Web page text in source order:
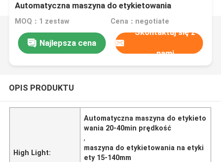
Automatyczna maszyna do etykietowania
Odpowiednia do szerokości etykiety Wysokość
15–140 mm Zasilanie 220 V 50 Hz Aplikacja
etykiet
MOQ：1 zestaw Cena：negotiate
Najlepsza cena
Skontaktuj się z
nami
OPIS PRODUKTU
High Light:
Automatyczna maszyna do etykieto
wania 20-40min prędkość
,
maszyna do etykietowania na etyki
ety 15-140mm